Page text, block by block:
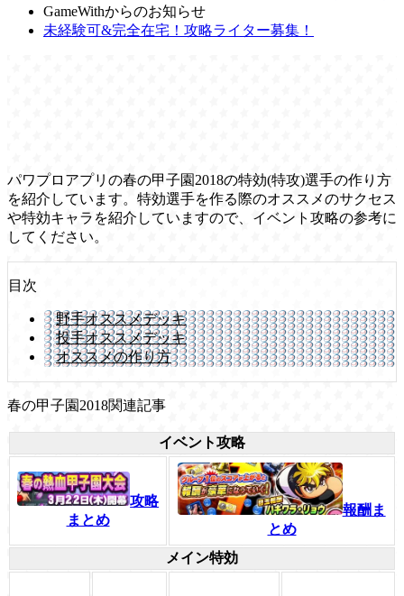
GameWithからのお知らせ
未経験可&完全在宅！攻略ライター募集！
パワプロアプリの春の甲子園2018の特効(特攻)選手の作り方
を紹介しています。特効選手を作る際のオススメのサクセス
や特効キャラを紹介していますので、イベント攻略の参考に
してください。
目次
野手オススメデッキ
投手オススメデッキ
オススメの作り方
春の甲子園2018関連記事
イベント攻略
攻略
まとめ
報酬ま
とめ
メイン特効